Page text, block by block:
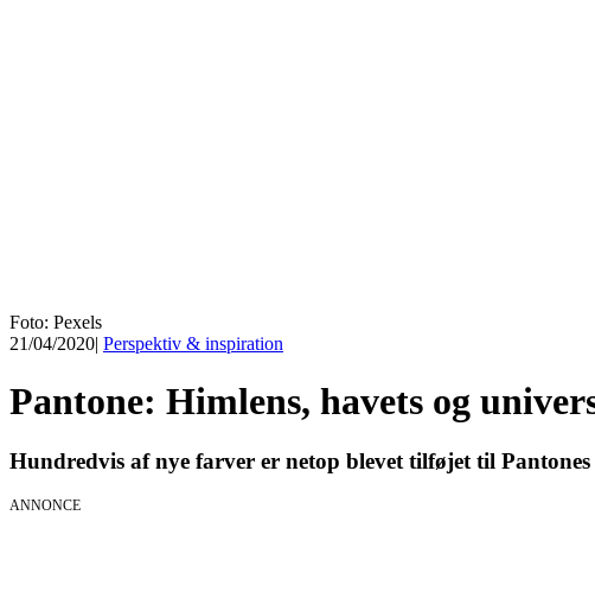
Foto: Pexels
21/04/2020| Perspektiv & inspiration
Pantone: Himlens, havets og
Hundredvis af nye farver er netop blevet tilføjet til
ANNONCE